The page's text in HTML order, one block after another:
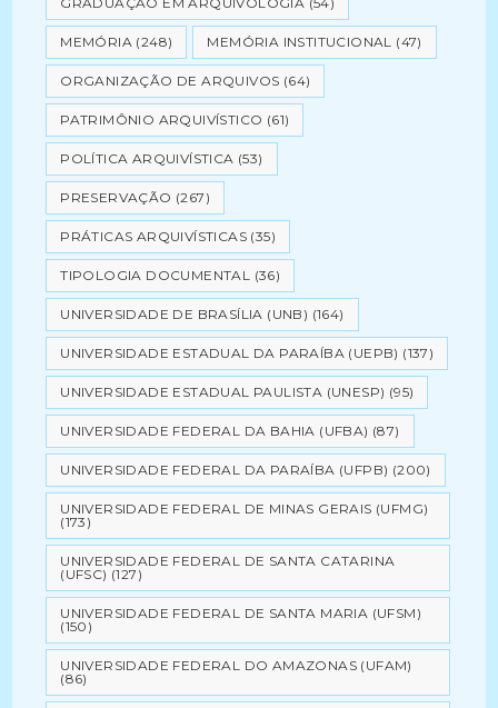
MEMÓRIA (248) MEMÓRIA INSTITUCIONAL (47)
ORGANIZAÇÃO DE ARQUIVOS (64)
PATRIMÔNIO ARQUIVÍSTICO (61)
POLÍTICA ARQUIVÍSTICA (53)
PRESERVAÇÃO (267)
PRÁTICAS ARQUIVÍSTICAS (35)
TIPOLOGIA DOCUMENTAL (36)
UNIVERSIDADE DE BRASÍLIA (UNB) (164)
UNIVERSIDADE ESTADUAL DA PARAÍBA (UEPB) (137)
UNIVERSIDADE ESTADUAL PAULISTA (UNESP) (95)
UNIVERSIDADE FEDERAL DA BAHIA (UFBA) (87)
UNIVERSIDADE FEDERAL DA PARAÍBA (UFPB) (200)
UNIVERSIDADE FEDERAL DE MINAS GERAIS (UFMG)
(173)
UNIVERSIDADE FEDERAL DE SANTA CATARINA
(UFSC) (127)
UNIVERSIDADE FEDERAL DE SANTA MARIA (UFSM)
(150)
UNIVERSIDADE FEDERAL DO AMAZONAS (UFAM)
(86)